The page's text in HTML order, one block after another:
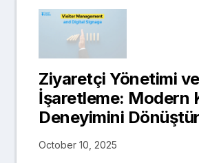
Ziyaretçi Yönetimi
İşaretleme: Modern
Deneyimini
October 10, 2025